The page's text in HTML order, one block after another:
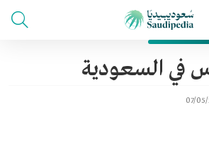
في السعودية
07/